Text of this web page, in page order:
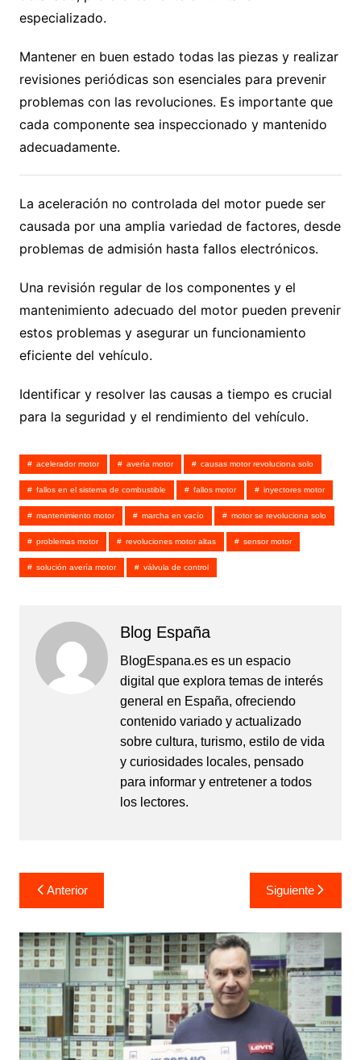
especializado.
Mantener en buen estado todas las piezas y realizar
revisiones periódicas son esenciales para prevenir
problemas con las revoluciones. Es importante que
cada componente sea inspeccionado y mantenido
adecuadamente.
La aceleración no controlada del motor puede ser
causada por una amplia variedad de factores, desde
problemas de admisión hasta fallos electrónicos.
Una revisión regular de los componentes y el
mantenimiento adecuado del motor pueden prevenir
estos problemas y asegurar un funcionamiento
eficiente del vehículo.
Identificar y resolver las causas a tiempo es crucial
para la seguridad y el rendimiento del vehículo.
acelerador motor avería motor causas motor revoluciona solo
fallos en el sistema de combustible fallos motor inyectores motor
mantenimiento motor marcha en vacío motor se revoluciona solo
problemas motor revoluciones motor altas sensor motor
solución avería motor válvula de control
Blog España
BlogEspana.es es un espacio
digital que explora temas de interés
general en España, ofreciendo
contenido variado y actualizado
sobre cultura, turismo, estilo de vida
y curiosidades locales, pensado
para informar y entretener a todos
los lectores.
Navegación
de
entradas
Anterior Siguiente